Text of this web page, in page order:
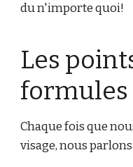
du n'importe quoi!
Les
formules
Chaque fois que
visage, nous